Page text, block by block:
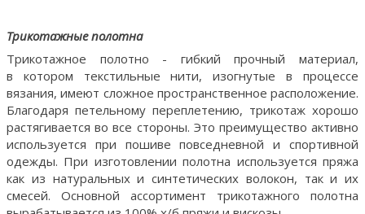
Трикотажные полотна
Трикотажное полотно - гибкий прочный материал,
в котором текстильные нити, изогнутые в процессе
вязания, имеют сложное пространственное расположение.
Благодаря петельному переплетению, трикотаж хорошо
растягивается во все стороны. Это преимущество активно
используется при пошиве повседневной и спортивной
одежды. При изготовлении полотна используется пряжа
как из натуральных и синтетических волокон, так и их
смесей. Основной ассортимент трикотажного полотна